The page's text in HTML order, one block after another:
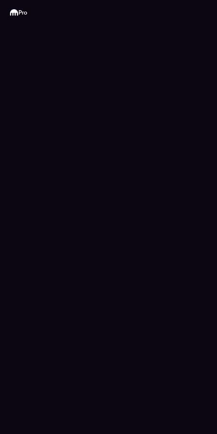
Kraken
Pro